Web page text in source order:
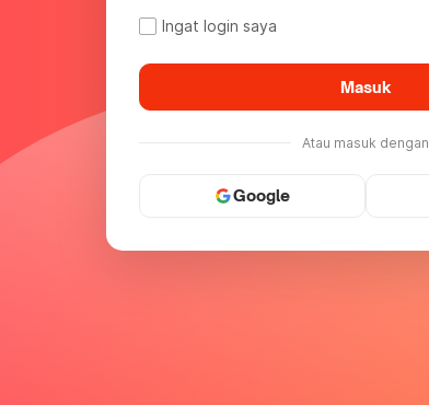
Ingat login saya
Masuk
Atau masuk dengan
Google